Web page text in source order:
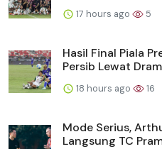
17 hours ago 5
Hasil Final Piala
Persib Lewat
18 hours ago 16
Mode Serius,
Langsung TC